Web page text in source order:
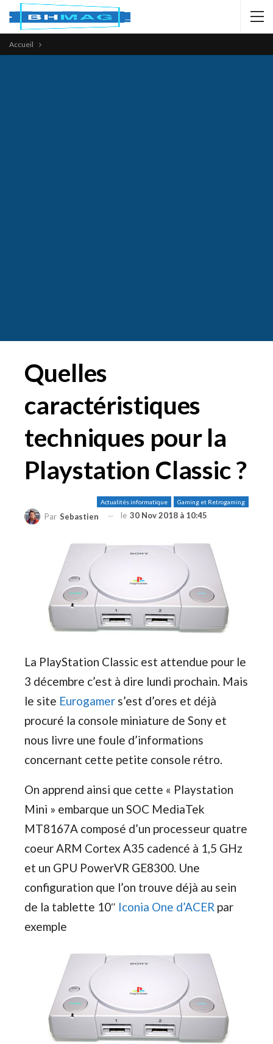
Accueil
Quelles
caractéristiques
techniques pour la
Playstation Classic ?
Actualités informatique Gaming et Retrogaming
Par Sebastien le 30 Nov 2018 à 10:45
La PlayStation Classic est attendue pour le
3 décembre c’est à dire lundi prochain. Mais
le site Eurogamer s’est d’ores et déjà
procuré la console miniature de Sony et
nous livre une foule d’informations
concernant cette petite console rétro.
On apprend ainsi que cette « Playstation
Mini » embarque un SOC MediaTek
MT8167A composé d’un processeur quatre
coeur ARM Cortex A35 cadencé à 1,5 GHz
et un GPU PowerVR GE8300. Une
configuration que l’on trouve déjà au sein
de la tablette 10″ Iconia One d’ACER par
exemple